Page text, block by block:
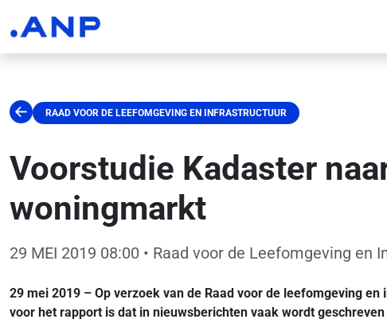
RAAD VOOR DE LEEFOMGEVING EN INFRASTRUCTUUR
Voorstudie Kadaster
woningmarkt
29 MEI 2019 08:00 • Raad voor de Leefomgeving en
29 mei 2019 – Op verzoek van de Raad voor de leefomgeving
voor het rapport is dat in nieuwsberichten vaak wordt